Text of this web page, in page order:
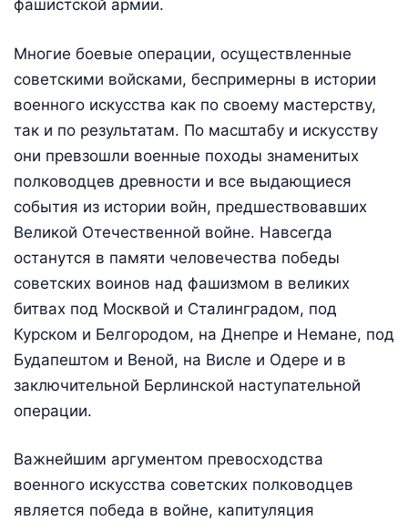
фашистской армии.
Многие боевые операции, осуществленные
советскими войсками, беспримерны в истории
военного искусства как по своему мастерству,
так и по результатам. По масштабу и искусству
они превзошли военные походы знаменитых
полководцев древности и все выдающиеся
события из истории войн, предшествовавших
Великой Отечественной войне. Навсегда
останутся в памяти человечества победы
советских воинов над фашизмом в великих
битвах под Москвой и Сталинградом, под
Курском и Белгородом, на Днепре и Немане, под
Будапештом и Веной, на Висле и Одере и в
заключительной Берлинской наступательной
операции.
Важнейшим аргументом превосходства
военного искусства советских полководцев
является победа в войне, капитуляция